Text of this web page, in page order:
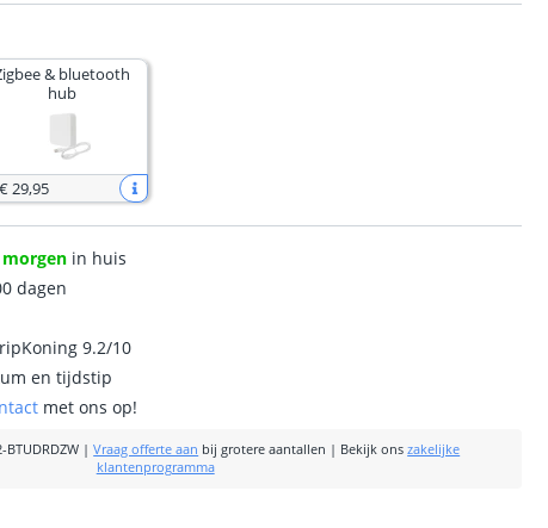
& bluetooth
hub
€ 29,95
morgen in huis
dagen
9.2/10
en tijdstip
met ons op!
BTUDRDZW |Vraag offerte aan bij grotere aantallen | Bekijk ons zakelijke
klantenprogramma